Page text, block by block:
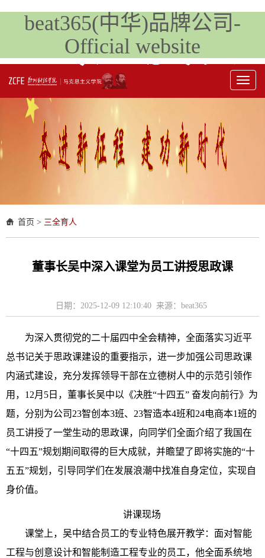
beat365(中华)品牌公司-
Official website
Toggle
首页 > 三全育人
董事长吴中深入课堂为员工讲授思政课
日期：2025-12-09 12:10:40 来源：beat365
为深入贯彻党的二十届四中全会精神，全面落实习近平
总书记关于思政课建设的重要指示，进一步加强公司思政课
内涵式建设，充分发挥领导干部在立德树人中的示范引领作
用，12月5日，董事长吴中以《决胜“十四五” 奋发向前行》为
题，分别为公司23智创本3班、23智造本4班和24电商本1班的
员工讲授了一堂生动的思政课，向同学们全面介绍了我国在
“十四五”规划期间取得的巨大成就，并瞻望了即将实施的“十
五五”规划，引导同学们在发展浪潮中找准自身定位，实现自
身价值。
讲课现场
课堂上，吴中结合员工的专业特色展开教学：面对智能
工程与创意设计和智能制造工程专业的员工，他全面系统地